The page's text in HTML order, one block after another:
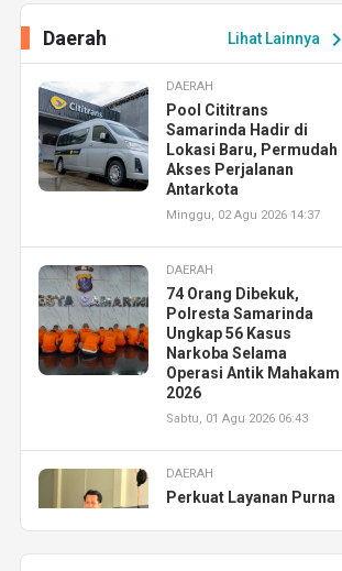
Lihat Lainnya chevron_right
Daerah
DAERAH
Pool Cititrans
Samarinda Hadir di
Lokasi Baru, Permudah
Akses Perjalanan
Antarkota
Minggu, 02 Agu 2026 14:37
DAERAH
74 Orang Dibekuk,
Polresta Samarinda
Ungkap 56 Kasus
Narkoba Selama
Operasi Antik Mahakam
2026
Sabtu, 01 Agu 2026 06:43
DAERAH
Perkuat Layanan Purna
Resmikan AHASS